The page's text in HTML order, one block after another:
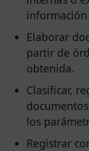
Elaborar
partir de
obtenida.
Clasificar,
los
Registrar